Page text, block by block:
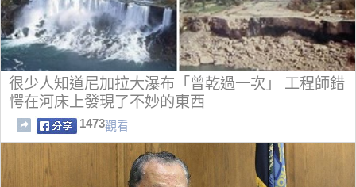
很少人知道尼加拉大瀑布「曾乾過一次」 工程師錯
愕在河床上發現了不妙的東西
1473觀看